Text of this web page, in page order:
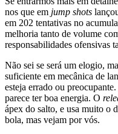
nos que em jump shots
em 202 tentativas no
melhoria tanto de volume
responsabilidades ofensivas
Não sei se será um elogio,
suficiente em mecânica de
esteja errado ou
parece ter boa energia. O
ápex do salto, e usa muito o
bola, mas vejam por vós.